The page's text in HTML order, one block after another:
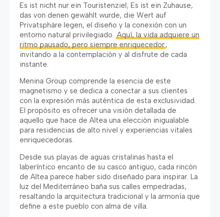
Es ist nicht nur ein Touristenziel; Es ist ein Zuhause,
das von denen gewählt wurde, die Wert auf
Privatsphäre legen, el diseño y la conexión con un
entorno natural privilegiado. Aquí,la vida adquiere un
ritmo pausado,pero siempre enriquecedor,
invitando a la contemplación y al disfrute de cada
instante.
Menina Group comprende la esencia de este
magnetismo y se dedica a conectar a sus clientes
con la expresión más auténtica de esta exclusividad.
El propósito es ofrecer una visión detallada de
aquello que hace de Altea una elección inigualable
para residencias de alto nivel y experiencias vitales
enriquecedoras.
Desde sus playas de aguas cristalinas hasta el
laberíntico encanto de su casco antiguo, cada rincón
de Altea parece haber sido diseñado para inspirar. La
luz del Mediterráneo baña sus calles empedradas,
resaltando la arquitectura tradicional y la armonía que
define a este pueblo con alma de villa.